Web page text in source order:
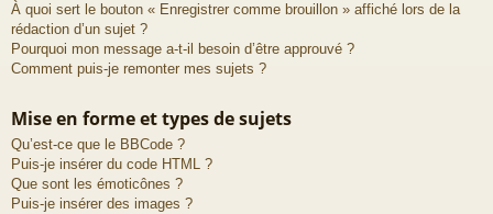
À quoi sert le bouton « Enregistrer comme brouillon » affiché lors de la
rédaction d’un sujet ?
Pourquoi mon message a-t-il besoin d’être approuvé ?
Comment puis-je remonter mes sujets ?
Mise en forme et types de sujets
Qu’est-ce que le BBCode ?
Puis-je insérer du code HTML ?
Que sont les émoticônes ?
Puis-je insérer des images ?